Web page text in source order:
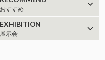
おすすめ
EXHIBITION
展示会